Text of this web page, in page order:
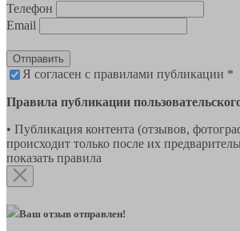
Телефон
Email
Отправить
Я согласен с правилами публикации *
Правила публикации
• Публикация контента (отзывов,
происходит только после их
показать правила
Ваш отзыв отправлен!